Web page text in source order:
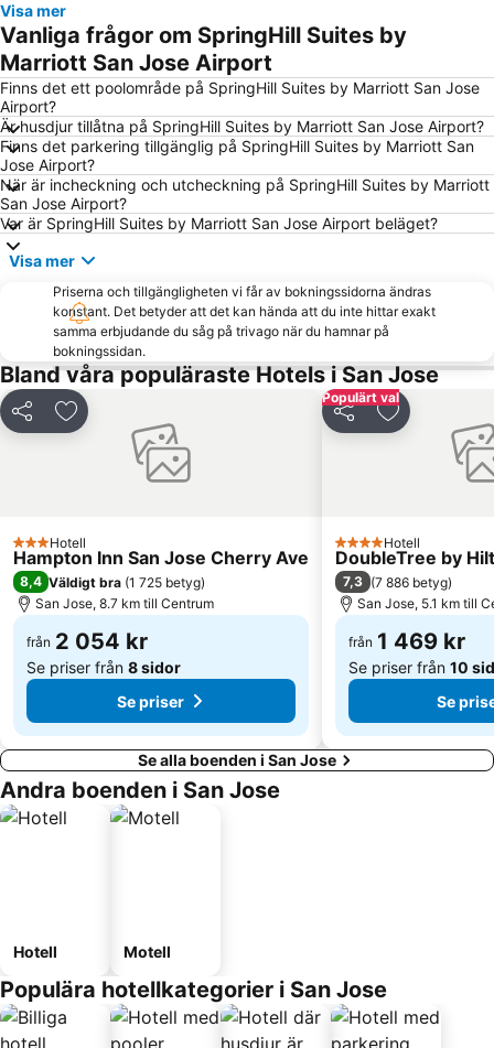
Visa mer
Vanliga frågor om SpringHill Suites by
Marriott San Jose Airport
Finns det ett poolområde på SpringHill Suites by Marriott San Jose
Airport?
Är husdjur tillåtna på SpringHill Suites by Marriott San Jose Airport?
Finns det parkering tillgänglig på SpringHill Suites by Marriott San
Jose Airport?
När är incheckning och utcheckning på SpringHill Suites by Marriott
San Jose Airport?
Var är SpringHill Suites by Marriott San Jose Airport beläget?
Visa mer
Priserna och tillgängligheten vi får av bokningssidorna ändras
konstant. Det betyder att det kan hända att du inte hittar exakt
samma erbjudande du såg på trivago när du hamnar på
bokningssidan.
Bland våra populäraste Hotels i San Jose
Dela Lägg till i Mina Favoriter
3 Stjärnor
Hotell
Hampton Inn San Jose Cherry Ave
8,4 Väldigt bra (1 725 betyg)
San Jose, 8.7 km till Centrum
från 2 054 kr
Se priser från 8 sidor
Se priser
Populärt val
Dela Lägg till i
4 Stjärnor
Hotell
DoubleTree by
7,3 (7 886 betyg)
San Jose, 5.1 km till
från 1 469 kr
Se priser från 10
Se
Se alla boenden i San Jose
Andra boenden i San Jose
Hotell Motell
Populära hotellkategorier i San Jose